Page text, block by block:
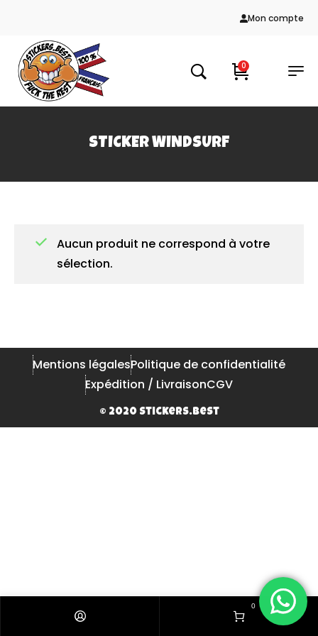
Mon compte
0
STICKER WINDSURF
Aucun produit ne correspond à votre
sélection.
Mentions légalesPolitique de confidentialité
Expédition / LivraisonCGV
© 2020 Stickers.Best
0